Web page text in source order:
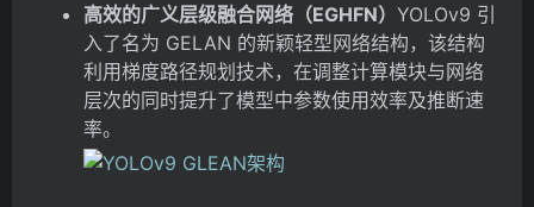
高效的广义层级融合网络（EGHFN） YOLOv9 引
入了名为 GELAN 的新颖轻型网络结构，该结构
利用梯度路径规划技术，在调整计算模块与网络
层次的同时提升了模型中参数使用效率及推断速
率。